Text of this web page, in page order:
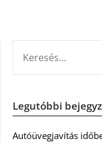
Legutóbbi
Autóüvegjavítás